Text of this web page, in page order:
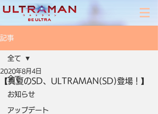
記事
全て
お知らせ
アップデート
全て
【真夏のSD、ULTRAMAN(SD)登場！】
2020年8月4日